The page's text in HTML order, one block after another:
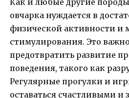
овчарка нуждается в
физической активности и
стимулирования. Это
предотвратить развитие
поведения, такого как
Регулярные прогулки и
оставаться счастливыми и